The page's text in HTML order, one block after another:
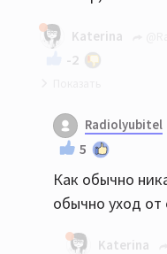
Katerina
-2
В данном
объяснений не
Radiolyubitel
5
Как обычно
обычно уход от
Katerina